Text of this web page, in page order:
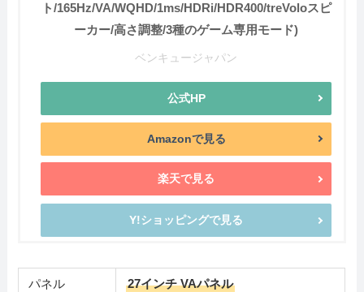
ト/165Hz/VA/WQHD/1ms/HDRi/HDR400/treVoloスピ
ーカー/高さ調整/3種のゲーム専用モード)
ベンキュージャパン
公式HP
Amazonで見る
楽天で見る
Y!ショッピングで見る
パネル 27インチ VAパネル